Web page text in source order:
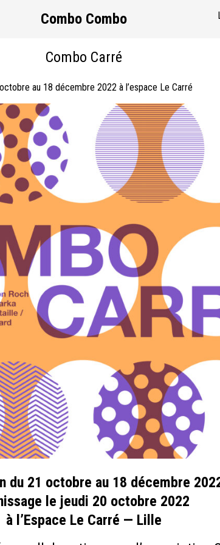
Combo Combo
Combo Carré
au 18 décembre 2022 à l’espace Le Carré
du 21 octobre au 18 décembre
le jeudi 20 octobre 2022
à l’Espace Le Carré — Lille